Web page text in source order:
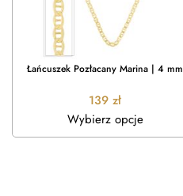
Łańcuszek Pozłacany Marina | 4 mm
139 zł
Wybierz opcje